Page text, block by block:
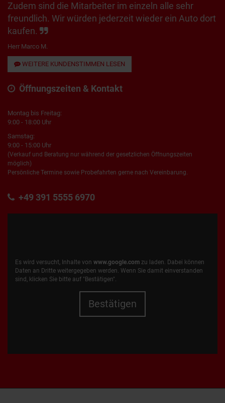
Zudem sind die Mitarbeiter im einzeln alle sehr
freundlich. Wir würden jederzeit wieder ein Auto dort
kaufen.
Herr Marco M.
WEITERE KUNDENSTIMMEN LESEN
Öffnungszeiten & Kontakt
Montag bis Freitag:
9:00 - 18:00 Uhr
Samstag:
9:00 - 15:00 Uhr
(Verkauf und Beratung nur während der gesetzlichen Öffnungszeiten
möglich)
Persönliche Termine sowie Probefahrten gerne nach Vereinbarung.
+49 391 5555 6970
Es wird versucht, Inhalte von www.google.com zu laden. Dabei können
Daten an Dritte weitergegeben werden. Wenn Sie damit einverstanden
sind, klicken Sie bitte auf "Bestätigen".
Bestätigen